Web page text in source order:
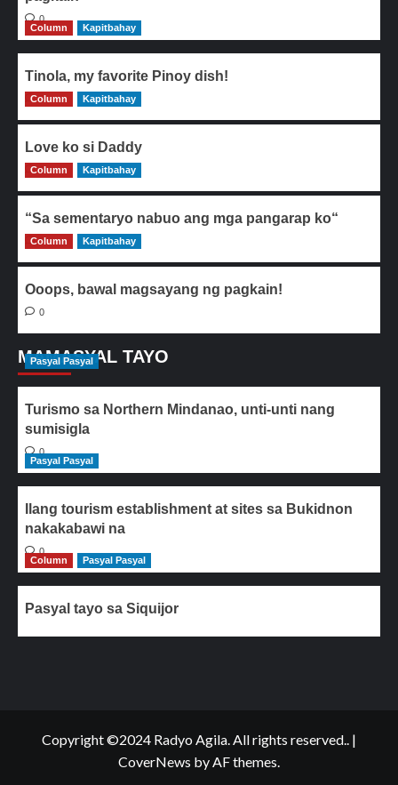
0
Column
Kapitbahay
Tinola, my favorite Pinoy dish!
0
Column Kapitbahay
Love ko si Daddy
0
Column Kapitbahay
“Sa sementaryo nabuo ang mga pangarap ko“
0
Column Kapitbahay
Ooops, bawal magsayang ng pagkain!
0
MAMASYAL TAYO
Pasyal Pasyal
Turismo sa Northern Mindanao, unti-unti nang
sumisigla
0
Pasyal Pasyal
Ilang tourism establishment at sites sa Bukidnon
nakakabawi na
0
Column
Pasyal Pasyal
Pasyal tayo sa Siquijor
Copyright ©2024 Radyo Agila. All rights reserved.. |
CoverNews by AF themes.